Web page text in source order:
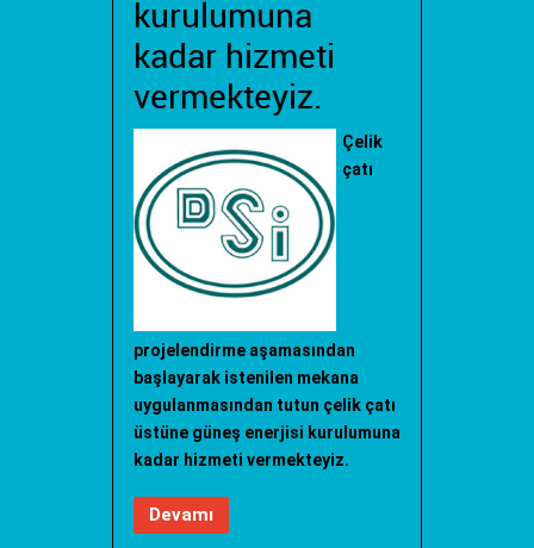
kurulumuna
kadar hizmeti
vermekteyiz.
Çelik
çatı
projelendirme aşamasından
başlayarak istenilen mekana
uygulanmasından tutun çelik çatı
üstüne güneş enerjisi kurulumuna
kadar hizmeti vermekteyiz.
Devamı